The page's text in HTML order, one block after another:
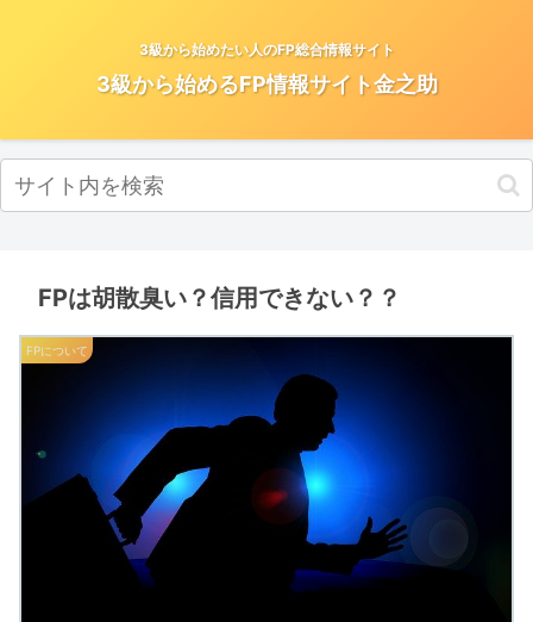
3級から始めたい人のFP総合情報サイト
3級から始めるFP情報サイト金之助
FPは胡散臭い？信用できない？？
FPについて